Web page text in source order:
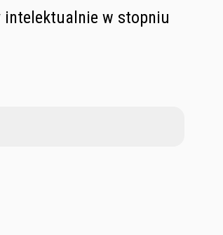
intelektualnie w stopniu